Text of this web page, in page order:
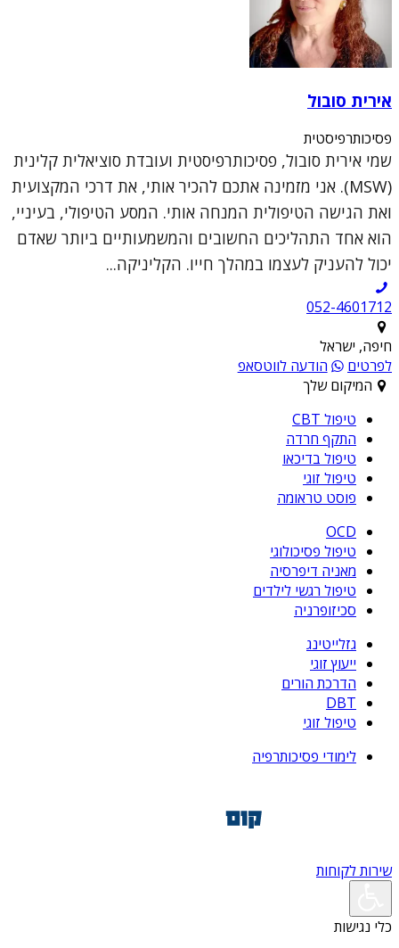
אירית סובול
פסיכותרפיסטית
שמי אירית סובול, פסיכותרפיסטית ועובדת סוציאלית קלינית
(MSW). אני מזמינה אתכם להכיר אותי, את דרכי המקצועית
ואת הגישה הטיפולית המנחה אותי. המסע הטיפולי, בעיניי,
הוא אחד התהליכים החשובים והמשמעותיים ביותר שאדם
יכול להעניק לעצמו במהלך חייו. הקליניקה...
052-4601712
חיפה, ישראל
לפרטים
הודעה לווטסאפ
המיקום שלך
טיפול CBT
התקף חרדה
טיפול בדיכאו
טיפול זוגי
פוסט טראומה
OCD
טיפול פסיכולוגי
מאניה דיפרסיה
טיפול רגשי לילדים
סכיזופרניה
גזלייטינג
ייעוץ זוגי
הדרכת הורים
DBT
טיפול זוגי
לימודי פסיכותרפיה
שירות לקוחות
כלי נגישות